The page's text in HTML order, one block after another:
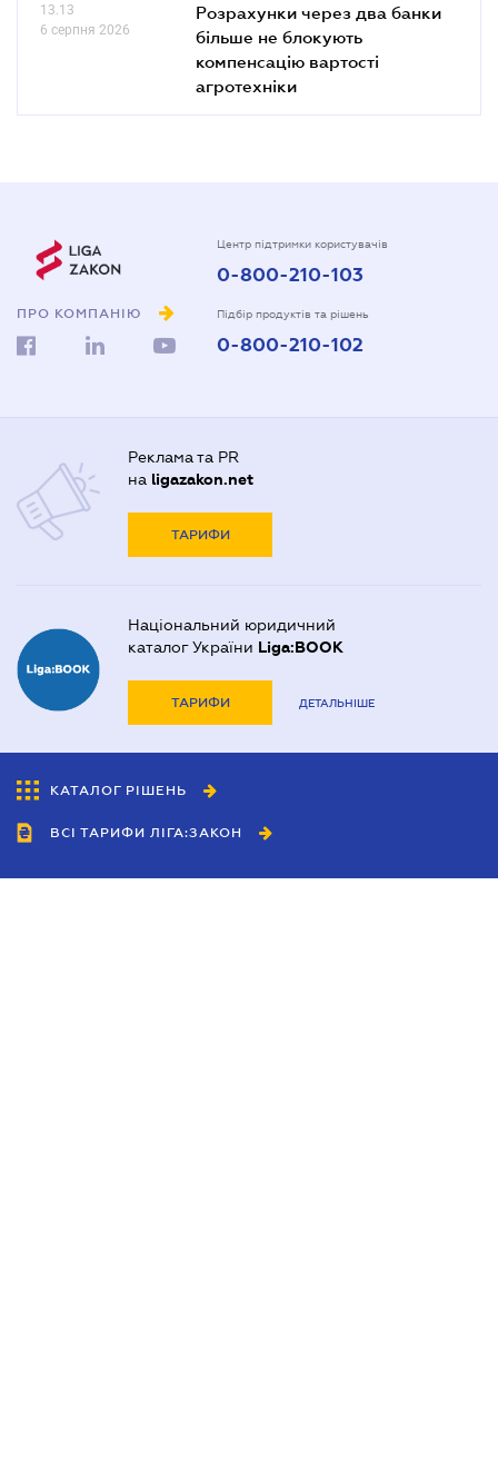
13.13
6 серпня 2026
Розрахунки через два банки
більше не блокують
компенсацію вартості
агротехніки
ПРО КОМПАНІЮ
Центр підтримки користувачів
0-800-210-103
Підбір продуктів та рішень
0-800-210-102
Реклама та PR
на ligazakon.net
ТАРИФИ
Національний юридичний
каталог України Liga:BOOK
ТАРИФИ ДЕТАЛЬНІШЕ
КАТАЛОГ РІШЕНЬ
ВСІ ТАРИФИ ЛІГА:ЗАКОН